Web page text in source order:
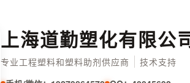
上海道勤塑化有限公
专业工程塑料和塑料助剂供应商
技术支持